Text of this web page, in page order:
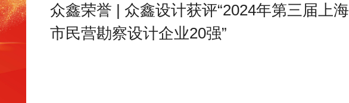
众鑫荣誉 | 众鑫设计获评“2024年第三届上海
市民营勘察设计企业20强”